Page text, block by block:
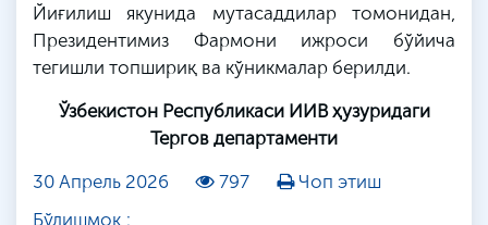
Йиғилиш якунида мутасаддилар томонидан,
Президентимиз Фармони ижроси бўйича
тегишли топшириқ ва кўникмалар берилди.
Ўзбекистон Республикаси ИИВ ҳузуридаги
Тергов департаменти
30 Апрель 2026
797
Чоп этиш
Бўлишмоқ :